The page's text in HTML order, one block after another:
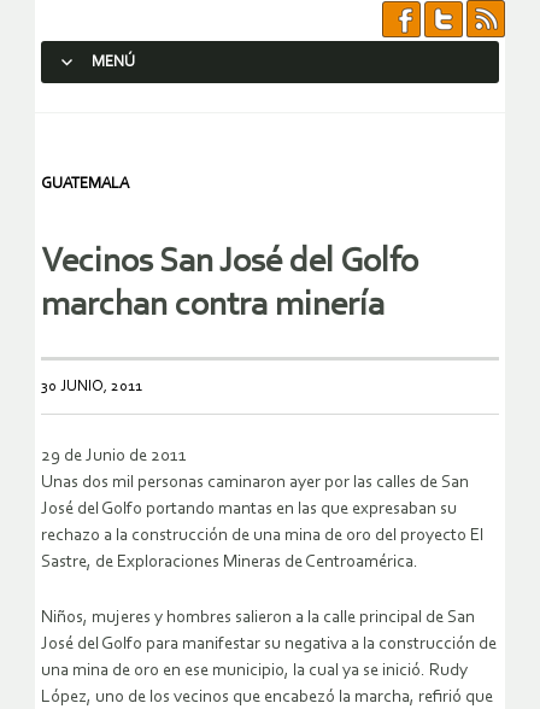
MENÚ
GUATEMALA
Vecinos San José del Golfo
marchan contra minería
30 JUNIO, 2011
29 de Junio de 2011
Unas dos mil personas caminaron ayer por las calles de San
José del Golfo portando mantas en las que expresaban su
rechazo a la construcción de una mina de oro del proyecto El
Sastre, de Exploraciones Mineras de Centroamérica.
Niños, mujeres y hombres salieron a la calle principal de San
José del Golfo para manifestar su negativa a la construcción de
una mina de oro en ese municipio, la cual ya se inició. Rudy
López, uno de los vecinos que encabezó la marcha, refirió que